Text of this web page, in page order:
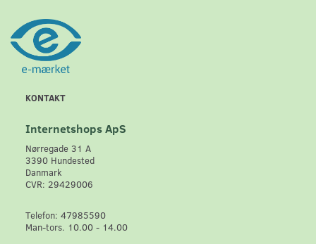
KONTAKT
Internetshops ApS
Nørregade 31 A
3390 Hundested
Danmark
CVR: 29429006
Telefon: 47985590
Man-tors. 10.00 - 14.00